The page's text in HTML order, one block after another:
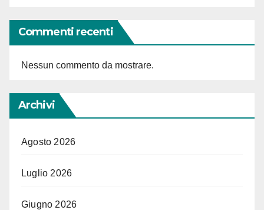
Commenti recenti
Nessun commento da mostrare.
Archivi
Agosto 2026
Luglio 2026
Giugno 2026